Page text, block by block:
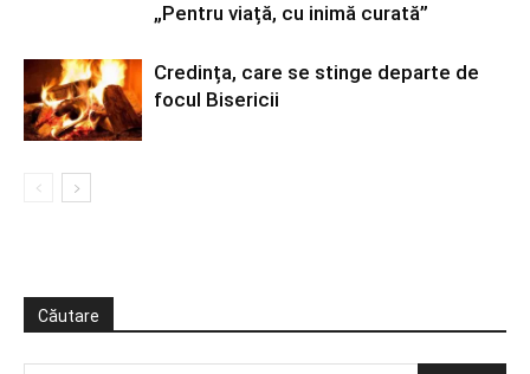
„Pentru viață, cu inimă curată”
Credința, care se stinge departe de
focul Bisericii
Căutare